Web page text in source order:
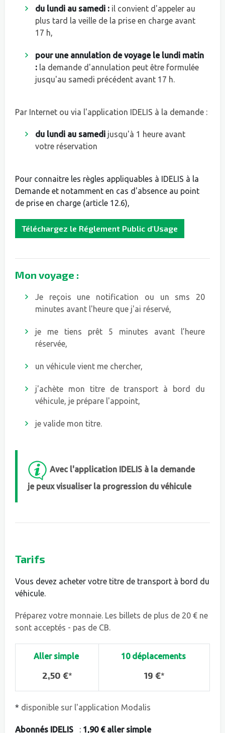
du lundi au samedi : il convient d'appeler au
plus tard la veille de la prise en charge avant
17 h,
pour une annulation de voyage le lundi matin
: la demande d'annulation peut être formulée
jusqu'au samedi précédent avant 17 h.
Par Internet ou via l'application IDELIS à la demande :
du lundi au samedi jusqu'à 1 heure avant
votre réservation
Pour connaitre les règles appliquables à IDELIS à la
Demande et notamment en cas d'absence au point
de prise en charge (article 12.6),
Téléchargez le Réglement Public d'Usage
Mon voyage :
Je reçois une notification ou un sms 20
minutes avant l'heure que j'ai réservé,
je me tiens prêt 5 minutes avant l’heure
réservée,
un véhicule vient me chercher,
j'achète mon titre de transport à bord du
véhicule, je prépare l'appoint,
je valide mon titre.
Avec l'application IDELIS à la demande
je peux visualiser la progression du véhicule
Tarifs
Vous devez acheter votre titre de transport à bord du
véhicule.
Préparez votre monnaie. Les billets de plus de 20 € ne
sont acceptés - pas de CB.
Aller simple
2,50 €*
10 déplacements
19 €*
* disponible sur l'application Modalis
Abonnés IDELIS : 1,90€ aller simple